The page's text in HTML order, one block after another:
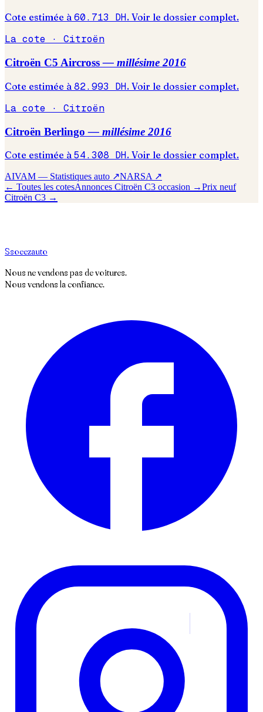
Cote estimée à 60.713 DH. Voir le dossier complet.
La cote · Citroën
Citroën C5 Aircross — millésime 2016
Cote estimée à 82.993 DH. Voir le dossier complet.
La cote · Citroën
Citroën Berlingo — millésime 2016
Cote estimée à 54.308 DH. Voir le dossier complet.
AIVAM — Statistiques auto ↗NARSA ↗
← Toutes les cotesAnnonces Citroën C3 occasion →Prix neuf
Citroën C3 →
Ssoeezauto
Nous ne vendons pas de voitures.
Nous vendons la confiance.